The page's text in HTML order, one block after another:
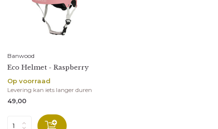
Banwood
Eco Helmet - Raspberry
Op voorraad
Levering kan iets langer duren
49,00